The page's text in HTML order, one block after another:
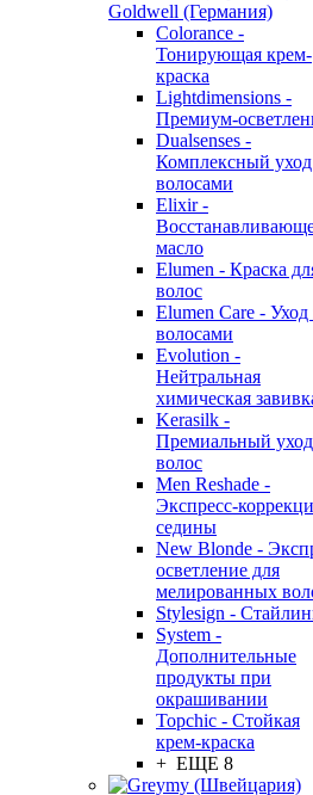
Goldwell (Германия)
Colorance -
Тонирующая крем-
краска
Lightdimensions -
Премиум-
Dualsenses -
Комплексный уход
волосами
Elixir -
масло
Elumen - Краска
волос
Elumen Care - Уход
волосами
Evolution -
Нейтральная
химическая
Kerasilk -
Премиальный
волос
Men Reshade -
Экспресс-
седины
New Blonde -
осветление для
мелированных
Stylesign -
System -
Дополнительные
продукты при
окрашивании
Topchic - Стойкая
крем-краска
+ ЕЩЕ 8